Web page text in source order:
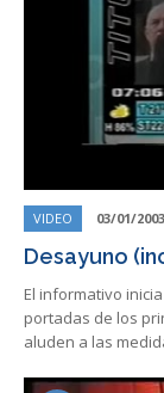
VIDEO 03/01/2003
Desayuno
El informativo
portadas de los
aluden a las